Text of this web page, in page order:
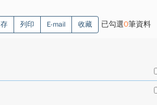
列印 E-mail 收藏 已勾選0筆資料